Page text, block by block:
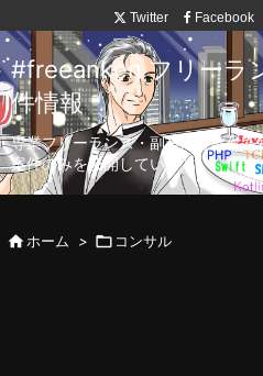
Twitter Facebook
#freeanken フリー
件情報
専業フリーランス・副業向け案件
案件のみを公開しています。
ホーム >  コンサル